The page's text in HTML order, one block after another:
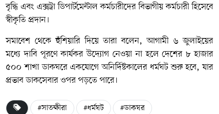
বৃদ্ধি এবং এক্সট্রা ডিপার্টমেন্টাল কর্মচারীদের বিভাগীয় কর্মচারী হিসেবে
স্বীকৃতি প্রদান।
সমাবেশ থেকে হুঁশিয়ারি দিয়ে তারা বলেন, আগামী ৬ জুলাইয়ের
মধ্যে দাবি পূরণে কার্যকর উদ্যোগ নেওয়া না হলে দেশের ৮ হাজার
৫০০ শাখা ডাকঘরে একযোগে অনির্দিষ্টকালের ধর্মঘট শুরু হবে, যার
প্রভাব ডাকসেবার ওপর পড়তে পারে।
#সাতক্ষীরা #ধর্মঘট
#ডাকঘর